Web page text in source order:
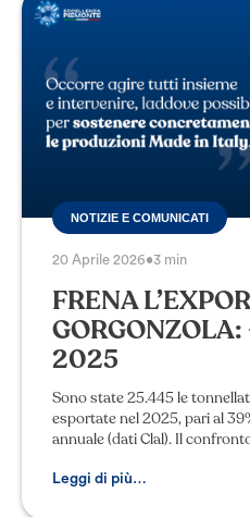
NOTIZIE E COMUNICATI
20 Aprile 2026•3 min
FRENA
2025
Sono state 25.445 le
esportate nel 2025, pari al
annuale (dati Clal). Il
Leggi di più…